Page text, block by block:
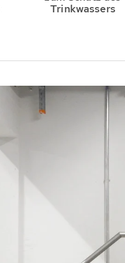
Trinkwassers